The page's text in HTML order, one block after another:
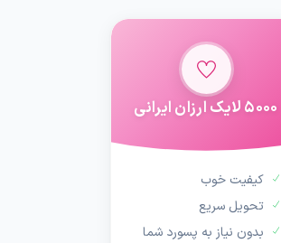
5000 لایک ارزان ایرانی
کیفیت خوب
تحویل سریع
بدون نیاز به پسورد شما